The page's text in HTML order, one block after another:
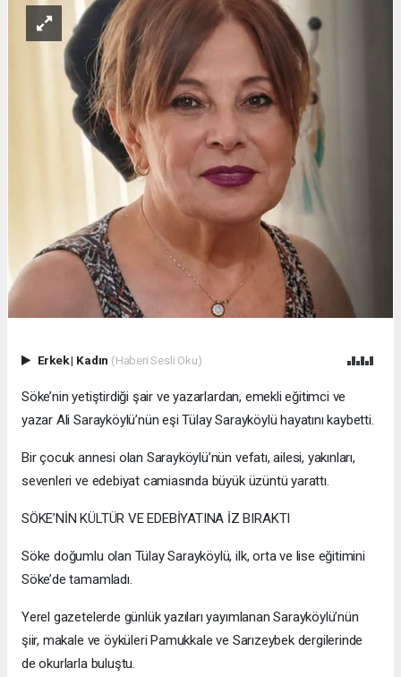
Erkek| Kadın (Haberi Sesli Oku)
Söke’nin yetiştirdiği şair ve yazarlardan, emekli eğitimci ve
yazar Ali Sarayköylü’nün eşi Tülay Sarayköylü hayatını kaybetti.
Bir çocuk annesi olan Sarayköylü’nün vefatı, ailesi, yakınları,
sevenleri ve edebiyat camiasında büyük üzüntü yarattı.
SÖKE’NİN KÜLTÜR VE EDEBİYATINA İZ BIRAKTI
Söke doğumlu olan Tülay Sarayköylü, ilk, orta ve lise eğitimini
Söke’de tamamladı.
Yerel gazetelerde günlük yazıları yayımlanan Sarayköylü’nün
şiir, makale ve öyküleri Pamukkale ve Sarızeybek dergilerinde
de okurlarla buluştu.